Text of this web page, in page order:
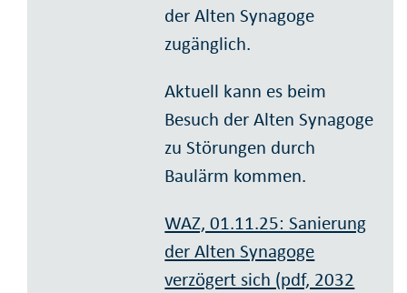
der Alten Synagoge
zugänglich.
Aktuell kann es beim
Besuch der Alten Synagoge
zu Störungen durch
Baulärm kommen.
WAZ, 01.11.25: Sanierung
der Alten Synagoge
verzögert sich (pdf, 2032